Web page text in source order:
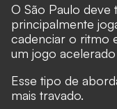
O São Paulo deve
principalmente
cadenciar o ritmo
um jogo
Esse tipo de
mais travado.